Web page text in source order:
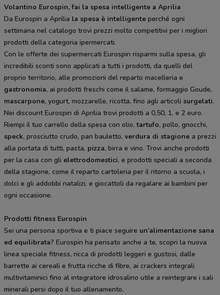
Volantino Eurospin, fai la spesa intelligente a Aprilia
Da Eurospin a Aprilia la spesa è intelligente perché ogni
settimana nel catalogo trovi prezzi molto competitivi per i migliori
prodotti della categoria ipermercati.
Con le offerte dei supermercati Eurospin risparmi sulla spesa, gli
incredibili sconti sono applicati a tutti i prodotti, da quelli del
proprio territorio, alle promozioni del reparto macelleria e
gastronomia, ai prodotti freschi come il salame, formaggio Goude,
mascarpone, yogurt, mozzarelle, ricotta, fino agli articoli surgelati.
Nei discount Eurospin di Aprilia trovi prodotti a 0,50, 1, e 2 euro.
Riempi il tuo carrello della spesa con olio,tartufo, pollo, gnocchi,
speck, prosciutto crudo, pan bauletto, verdura di stagione a prezzi
alla portata di tutti, pasta, pizza, birra e vino. Trovi anche prodotti
per la casa con gli elettrodomestici, e prodotti speciali a seconda
della stagione, come il reparto cartoleria per il ritorno a scuola, i
dolci e gli addobbi natalizi, e giocattoli da regalare ai bambini per
ogni occasione.
Prodotti fitness Eurospin
Sei una persona sportiva e ti piace seguire un’alimentazione sana
ed equilibrata? Eurospin ha pensato anche a te, scopri la nuova
linea speciale fitness, ricca di prodotti leggeri e gustosi, dalle
barrette ai cereali e frutta ricche di fibre, ai crackers integrali
multivitaminici fino al integratore idrosalino utile a reintegrare i sali
minerali persi dopo il tuo allenamento.